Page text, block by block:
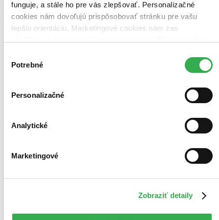
funguje, a stále ho pre vás zlepšovať. Personalizačné
cookies nám dovoľujú prispôsobovať stránku pre vašu
lepšiu orientáciu. Marketingové cookies nám zas
keby sme mohli používať všetky tieto cookies. Ďakujeme!
súhlasu
Potrebné
Personalizačné
Analytické
Marketingové
Zobraziť detaily